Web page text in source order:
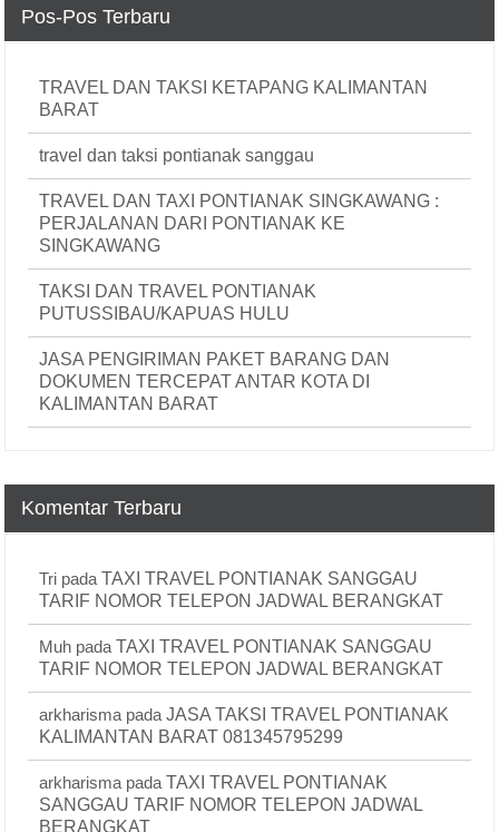
Pos-Pos Terbaru
TRAVEL DAN TAKSI KETAPANG KALIMANTAN
BARAT
travel dan taksi pontianak sanggau
TRAVEL DAN TAXI PONTIANAK SINGKAWANG :
PERJALANAN DARI PONTIANAK KE
SINGKAWANG
TAKSI DAN TRAVEL PONTIANAK
PUTUSSIBAU/KAPUAS HULU
JASA PENGIRIMAN PAKET BARANG DAN
DOKUMEN TERCEPAT ANTAR KOTA DI
KALIMANTAN BARAT
Komentar Terbaru
Tri padaTAXI TRAVEL PONTIANAK SANGGAU
TARIF NOMOR TELEPON JADWAL BERANGKAT
Muh padaTAXI TRAVEL PONTIANAK SANGGAU
TARIF NOMOR TELEPON JADWAL BERANGKAT
arkharisma padaJASA TAKSI TRAVEL PONTIANAK
KALIMANTAN BARAT 081345795299
arkharisma padaTAXI TRAVEL PONTIANAK
SANGGAU TARIF NOMOR TELEPON JADWAL
BERANGKAT